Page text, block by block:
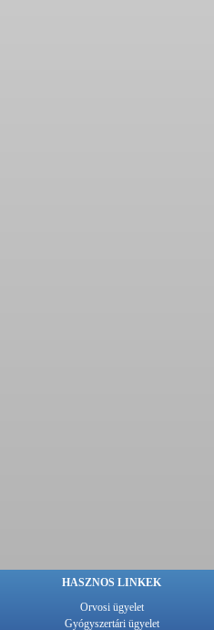
HASZNOS LINKEK
Orvosi ügyelet
Gyógyszertári ügyelet